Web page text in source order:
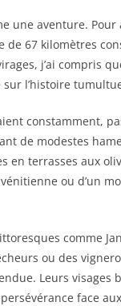
une aventure.
de 67 kilomètres
j’ai compris
l’histoire
constamment,
de modestes
en terrasses aux
ou d’un
comme
ou des
Leurs
face